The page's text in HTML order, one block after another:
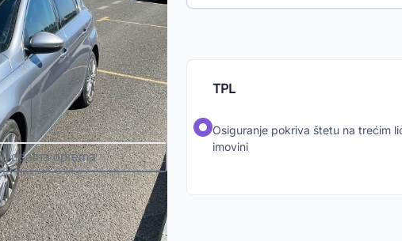
Dodatna oprema
TPL
Osiguranje pokriva štetu na trećim
imovini